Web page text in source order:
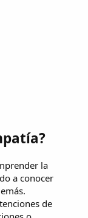
la
a conocer
de